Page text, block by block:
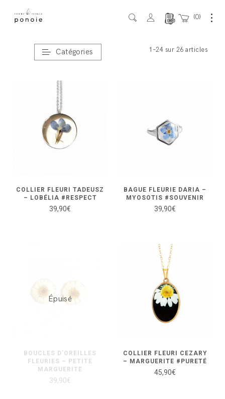
0
Accueil / Bijoux Fleuris
1–24 sur 26 articles
Catégories
COLLIER FLEURI TADEUSZ
– LOBÉLIA #RESPECT
39,90€
BAGUE FLEURIE DARIA –
MYOSOTIS #SOUVENIR
39,90€
BOUCLES D’OREILLES
FLEURIES – PETITE
MARGUERITE
39,90€
Épuisé
COLLIER FLEURI CEZARY
– MARGUERITE #PURETÉ
45,90€